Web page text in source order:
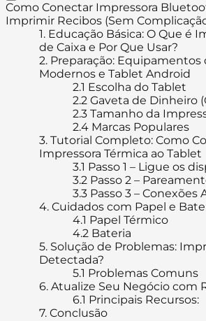
Como Conectar Impressora
Imprimir Recibos (Sem
1. Educação Básica: O Que é
de Caixa e Por Que Usar?
2. Preparação: Equipamentos
Modernos e Tablet Android
2.1 Escolha do Tablet
2.2 Gaveta de Dinheiro
2.3 Tamanho da
2.4 Marcas Populares
3. Tutorial Completo: Como
Impressora Térmica ao Tablet
3.1 Passo 1 – Ligue os
3.2 Passo 2 –
3.3 Passo 3 – Conexões
4. Cuidados com Papel e
4.1 Papel Térmico
4.2 Bateria
5. Solução de Problemas:
Detectada?
5.1 Problemas Comuns
6. Atualize Seu Negócio com
6.1 Principais Recursos:
7. Conclusão